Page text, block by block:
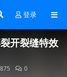
登录
开裂缝特效
875 0